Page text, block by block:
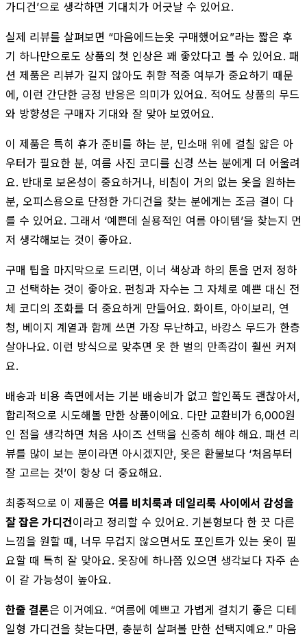
가디건’으로 생각하면 기대치가 어긋날 수 있어요.
실제 리뷰를 살펴보면 “마음에드는옷 구매했어요”라는 짧은 후
기 하나만으로도 상품의 첫 인상은 꽤 좋았다고 볼 수 있어요. 패
션 제품은 리뷰가 길지 않아도 취향 적중 여부가 중요하기 때문
에, 이런 간단한 긍정 반응은 의미가 있어요. 적어도 상품의 무드
와 방향성은 구매자 기대와 잘 맞아 보였어요.
이 제품은 특히 휴가 준비를 하는 분, 민소매 위에 걸칠 얇은 아
우터가 필요한 분, 여름 사진 코디를 신경 쓰는 분에게 더 어울려
요. 반대로 보온성이 중요하거나, 비침이 거의 없는 옷을 원하는
분, 오피스용으로 단정한 가디건을 찾는 분에게는 조금 결이 다
를 수 있어요. 그래서 ‘예쁜데 실용적인 여름 아이템’을 찾는지 먼
저 생각해보는 것이 좋아요.
구매 팁을 마지막으로 드리면, 이너 색상과 하의 톤을 먼저 정하
고 선택하는 것이 좋아요. 펀칭과 자수는 그 자체로 예쁜 대신 전
체 코디의 조화를 더 중요하게 만들어요. 화이트, 아이보리, 연
청, 베이지 계열과 함께 쓰면 가장 무난하고, 바캉스 무드가 한층
살아나요. 이런 방식으로 맞추면 옷 한 벌의 만족감이 훨씬 커져
요.
배송과 비용 측면에서는 기본 배송비가 없고 할인폭도 괜찮아서,
합리적으로 시도해볼 만한 상품이에요. 다만 교환비가 6,000원
인 점을 생각하면 처음 사이즈 선택을 신중히 해야 해요. 패션 리
뷰를 많이 보는 분이라면 아시겠지만, 옷은 환불보다 ‘처음부터
잘 고르는 것’이 항상 더 중요해요.
최종적으로 이 제품은 여름 비치룩과 데일리룩 사이에서 감성을
잘 잡은 가디건이라고 정리할 수 있어요. 기본형보다 한 끗 다른
느낌을 원할 때, 너무 무겁지 않으면서도 포인트가 있는 옷이 필
요할 때 특히 잘 맞아요. 옷장에 하나쯤 있으면 생각보다 자주 손
이 갈 가능성이 높아요.
한줄 결론은 이거예요. “여름에 예쁘고 가볍게 걸치기 좋은 디테
일형 가디건을 찾는다면, 충분히 살펴볼 만한 선택지예요.” 마음